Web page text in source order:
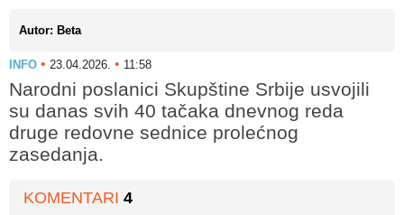
Autor: Beta
INFO • 23.04.2026. • 11:58
Narodni poslanici Skupštine Srbije usvojili
su danas svih 40 tačaka dnevnog reda
druge redovne sednice prolećnog
zasedanja.
KOMENTARI 4